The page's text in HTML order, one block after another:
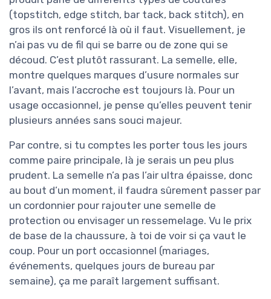
(topstitch, edge stitch, bar tack, back stitch), en
gros ils ont renforcé là où il faut. Visuellement, je
n’ai pas vu de fil qui se barre ou de zone qui se
découd. C’est plutôt rassurant. La semelle, elle,
montre quelques marques d’usure normales sur
l’avant, mais l’accroche est toujours là. Pour un
usage occasionnel, je pense qu’elles peuvent tenir
plusieurs années sans souci majeur.
Par contre, si tu comptes les porter tous les jours
comme paire principale, là je serais un peu plus
prudent. La semelle n’a pas l’air ultra épaisse, donc
au bout d’un moment, il faudra sûrement passer par
un cordonnier pour rajouter une semelle de
protection ou envisager un ressemelage. Vu le prix
de base de la chaussure, à toi de voir si ça vaut le
coup. Pour un port occasionnel (mariages,
événements, quelques jours de bureau par
semaine), ça me paraît largement suffisant.